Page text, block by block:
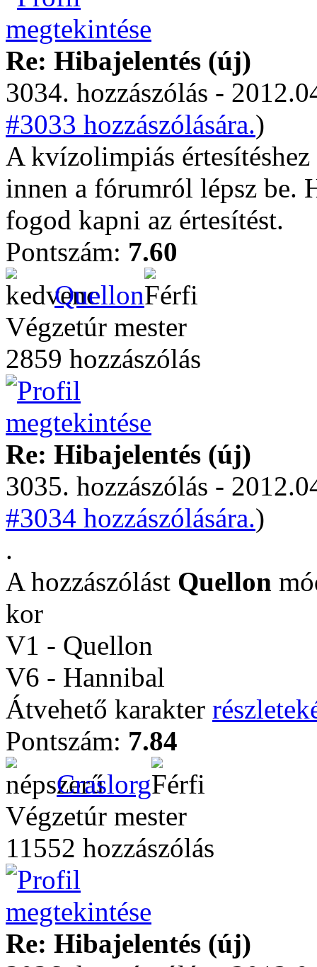
Re: Hibajelentés (új)
3034. hozzászólás -
#3033 hozzászólására.)
A kvízolimpiás
innen a fórumról lépsz be.
fogod kapni az értesítést.
Pontszám: 7.60
Quellon
Végzetúr mester
2859 hozzászólás
Re: Hibajelentés (új)
3035. hozzászólás -
#3034 hozzászólására.)
.
A hozzászólást Quellon
kor
V1 - Quellon
V6 - Hannibal
Átvehető karakter
Pontszám: 7.84
Craslorg
Végzetúr mester
11552 hozzászólás
Re: Hibajelentés (új)